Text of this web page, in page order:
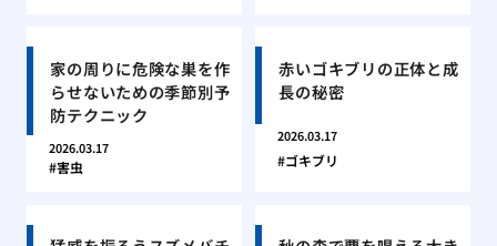
家の周りに危険な巣を作
らせないための季節別予
防テクニック
2026.03.17
害虫
赤いゴキブリの正体と成
長の秘密
2026.03.17
ゴキブリ